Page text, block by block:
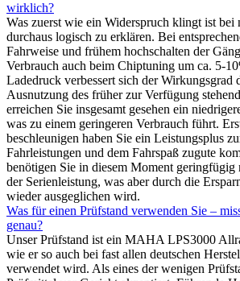
wirklich?
Was zuerst wie ein Widerspruch klingt ist bei
durchaus logisch zu erklären. Bei
Fahrweise und frühem hochschalten der
Verbrauch auch beim Chiptuning um ca. 5-
Ladedruck verbessert sich der Wirkungsgrad
Ausnutzung des früher zur Verfügung
erreichen Sie insgesamt gesehen ein
was zu einem geringeren Verbrauch führt.
beschleunigen haben Sie ein Leistungsplus
Fahrleistungen und dem Fahrspaß zugute
benötigen Sie in diesem Moment
der Serienleistung, was aber durch die
wieder ausgeglichen wird.
Was für einen Prüfstand verwenden Sie –
genau?
Unser Prüfstand ist ein MAHA LPS3000
wie er so auch bei fast allen deutschen
verwendet wird. Als eines der wenigen